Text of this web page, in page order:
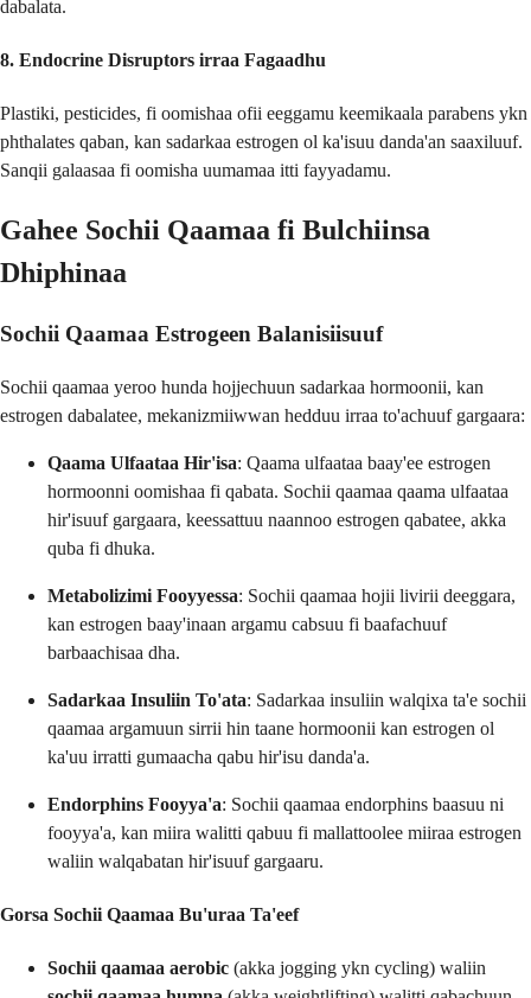
dabalata.
8. Endocrine Disruptors irraa Fagaadhu
Plastiki, pesticides, fi oomishaa ofii eeggamu keemikaala parabens ykn
phthalates qaban, kan sadarkaa estrogen ol ka'isuu danda'an saaxiluuf.
Sanqii galaasaa fi oomisha uumamaa itti fayyadamu.
Gahee Sochii Qaamaa fi Bulchiinsa
Dhiphinaa
Sochii Qaamaa Estrogeen Balanisiisuuf
Sochii qaamaa yeroo hunda hojjechuun sadarkaa hormoonii, kan
estrogen dabalatee, mekanizmiiwwan hedduu irraa to'achuuf gargaara:
Qaama Ulfaataa Hir'isa: Qaama ulfaataa baay'ee estrogen
hormoonni oomishaa fi qabata. Sochii qaamaa qaama ulfaataa
hir'isuuf gargaara, keessattuu naannoo estrogen qabatee, akka
quba fi dhuka.
Metabolizimi Fooyyessa: Sochii qaamaa hojii livirii deeggara,
kan estrogen baay'inaan argamu cabsuu fi baafachuuf
barbaachisaa dha.
Sadarkaa Insuliin To'ata: Sadarkaa insuliin walqixa ta'e sochii
qaamaa argamuun sirrii hin taane hormoonii kan estrogen ol
ka'uu irratti gumaacha qabu hir'isu danda'a.
Endorphins Fooyya'a: Sochii qaamaa endorphins baasuu ni
fooyya'a, kan miira walitti qabuu fi mallattoolee miiraa estrogen
waliin walqabatan hir'isuuf gargaaru.
Gorsa Sochii Qaamaa Bu'uraa Ta'eef
Sochii qaamaa aerobic (akka jogging ykn cycling) waliin